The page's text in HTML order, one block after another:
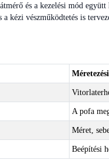
és a kezelési mód
kézi vészműködtetés is
A pofa
Méret,
Beépítési